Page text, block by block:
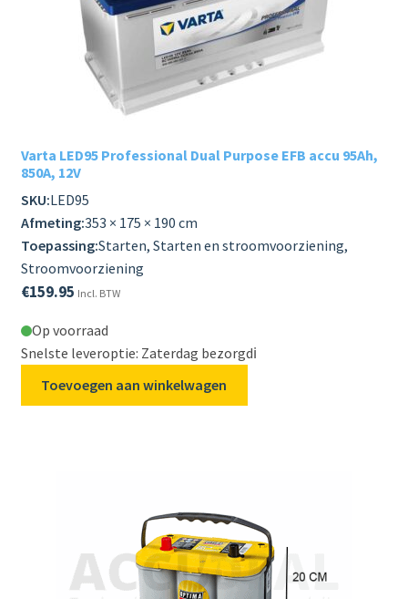
Varta LED95 Professional Dual Purpose EFB accu 95Ah,
850A, 12V
SKU:LED95
Afmeting:353 × 175 × 190 cm
Toepassing:Starten, Starten en stroomvoorziening,
Stroomvoorziening
€159.95 Incl. BTW
Op voorraad
Snelste leveroptie: Zaterdag bezorgdℹ️
Toevoegen aan winkelwagen